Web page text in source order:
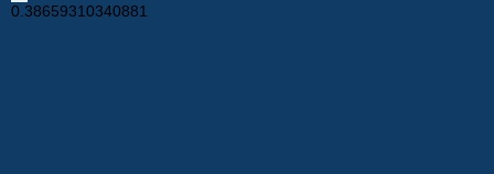
0.38659310340881